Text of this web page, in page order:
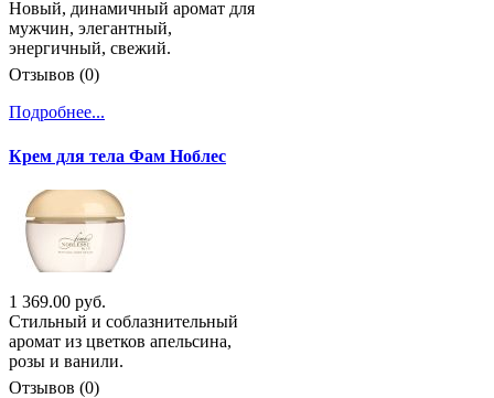
Новый, динамичный аромат для
мужчин, элегантный,
энергичный, свежий.
Отзывов (0)
Подробнее...
Крем для тела Фам Ноблес
1 369.00 руб.
Стильный и соблазнительный
аромат из цветков апельсина,
розы и ванили.
Отзывов (0)